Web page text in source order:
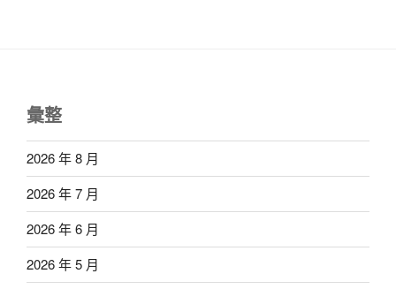
彙整
2026 年 8 月
2026 年 7 月
2026 年 6 月
2026 年 5 月